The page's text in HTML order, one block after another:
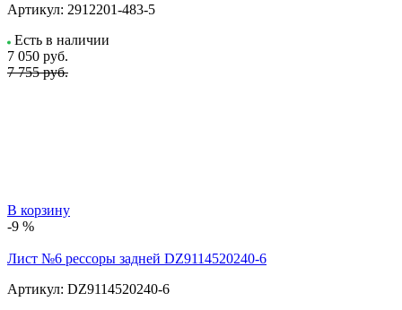
Артикул: 2912201-483-5
Есть в наличии
7 050 руб.
7 755 руб.
В корзину
-9 %
Лист №6 рессоры задней DZ9114520240-6
Артикул: DZ9114520240-6